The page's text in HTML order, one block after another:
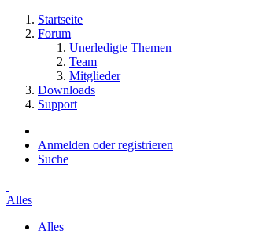
Startseite
Forum
Unerledigte Themen
Team
Mitglieder
Downloads
Support
Anmelden oder registrieren
Suche
Alles
Alles